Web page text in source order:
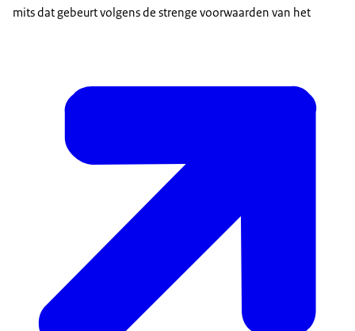
mits dat gebeurt volgens de strenge voorwaarden van het